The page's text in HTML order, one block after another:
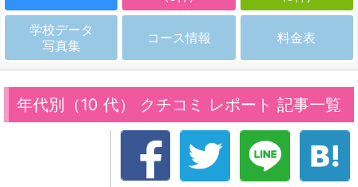
学校データ
写真集
コース情報 料金表
年代別（10 代） クチコミ レポート 記事一覧